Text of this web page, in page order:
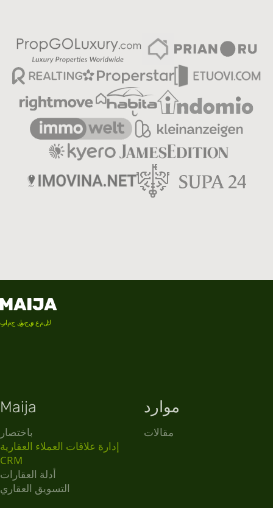
برامج لتوجيه عملك
Maija
باختصار
إدارة علاقات العملاء العقارية
CRM
أدلة العقارات
التسويق العقاري
موارد
مقالات